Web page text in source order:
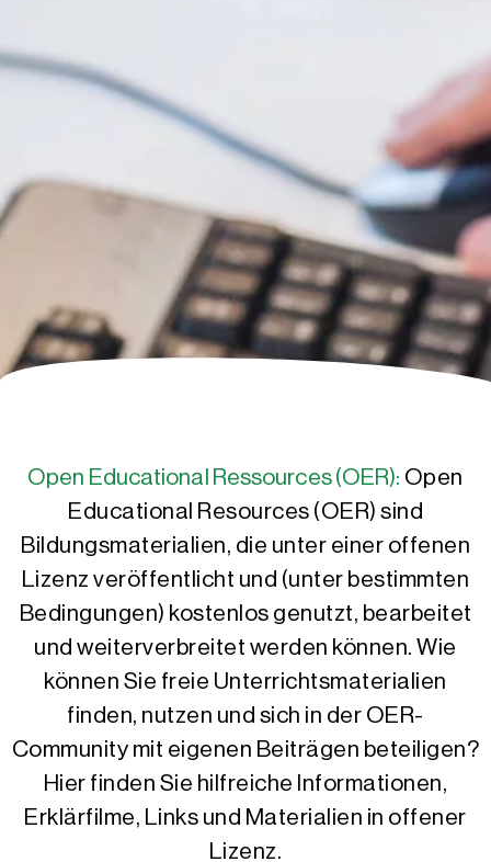
Open Educational Ressources (OER): Open
Educational Resources (OER) sind
Bildungsmaterialien, die unter einer offenen
Lizenz veröffentlicht und (unter bestimmten
Bedingungen) kostenlos genutzt, bearbeitet
und weiterverbreitet werden können. Wie
können Sie freie Unterrichtsmaterialien
finden, nutzen und sich in der OER-
Community mit eigenen Beiträgen beteiligen?
Hier finden Sie hilfreiche Informationen,
Erklärfilme, Links und Materialien in offener
Lizenz.